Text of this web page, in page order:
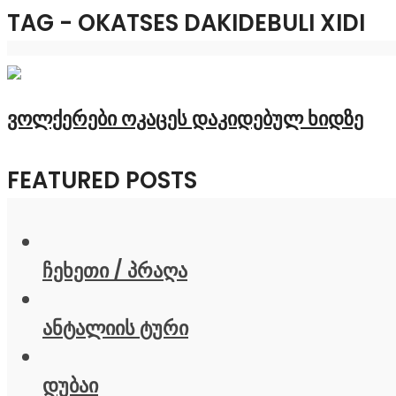
TAG - OKATSES DAKIDEBULI XIDI
ვოლქერები ოკაცეს დაკიდებულ ხიდზე
FEATURED POSTS
ჩეხეთი / პრაღა
ანტალიის ტური
დუბაი